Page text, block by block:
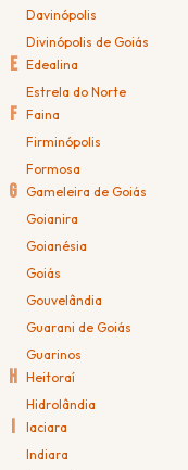
Davinópolis
Divinópolis de Goiás
E Edealina
Estrela do Norte
F Faina
Firminópolis
Formosa
G Gameleira de Goiás
Goianira
Goianésia
Goiás
Gouvelândia
Guarani de Goiás
Guarinos
H Heitoraí
Hidrolândia
Iaciara
Indiara